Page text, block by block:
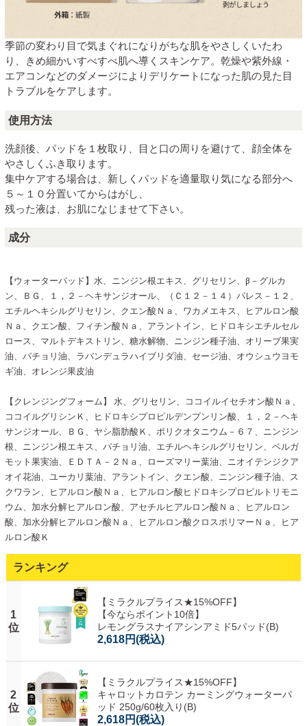
季節の変わり目で気まぐれになりがちな肌をやさしくいたわ
り、きめ細かいすべすべ肌へ導くスキンケア。乾燥や紫外線・
エアコンなどのダメージによりデリケートになった肌の見た目
トラブルをケアします。
使用方法
洗顔後、パッドを１枚取り、目と口の周りを避けて、顔全体を
やさしくふき取ります。
集中ケアする場合は、新しくパッドを適量取り気になる部分へ
５～１０分置いてからはがし、
残った液は、お肌になじませて下さい。
成分
【ウォーターパッド】水、ニンジン根エキス、グリセリン、β－グルカ
ン、ＢＧ、１，２－ヘキサンジオール、（Ｃ１２－１４）パレス－１２、
エチルヘキシルグリセリン、クエン酸Ｎａ、ワカメエキス、ヒアルロン酸
Ｎａ、クエン酸、フィチン酸Ｎａ、アラントイン、ヒドロキシエチルセル
ロース、マルトデキストリン、糖水解物、ニンジン種子油、オリーブ果実
油、パチョリ油、ラバンデュラハイブリダ油、セージ油、オウシュウヨモ
ギ油、オレンジ果皮油
【クレンジングフォーム】 水、グリセリン、ココイルイセチオン酸Ｎａ、
ココイルグリシンＫ、ヒドロキシプロピルデンプンリン酸、１，２－ヘキ
サンジオール、ＢＧ、ヤシ脂肪酸Ｋ、ポリクオタニウム－６７、ニンジン
根、ニンジン根エキス、パチョリ油、エチルヘキシルグリセリン、ベルガ
モット果実油、ＥＤＴＡ－２Ｎａ、ローズマリー葉油、ニオイテンジクア
オイ花油、ユーカリ葉油、アラントイン、クエン酸、ニンジン種子油、ス
クワラン、ヒアルロン酸Ｎａ、ヒアルロン酸ヒドロキシプロピルトリモニ
ウム、加水分解ヒアルロン酸、アセチルヒアルロン酸Ｎａ、ヒアルロン
酸、加水分解ヒアルロン酸Ｎａ、ヒアルロン酸クロスポリマーＮａ、ヒア
ルロン酸Ｋ
ランキング
1
位
【ミラクルプライス★15%OFF】
【今ならポイント10倍】
レモングラスナイアシンアミド5パッド(B)
2,618円(税込)
2
位
【ミラクルプライス★15%OFF】
キャロットカロテン カーミングウォーターパ
ッド 250g/60枚入り(B)
2,618円(税込)